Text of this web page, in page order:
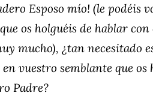
Esposo mío! (le podéis
os holguéis de hablar
mucho), ¿tan
vuestro semblante que os
Padre?